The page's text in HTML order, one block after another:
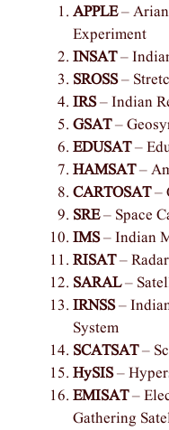
APPLE–
Experiment
INSAT–
SROSS–
IRS– Indian
GSAT–
EDUSAT–
HAMSAT–
CARTOSAT–
SRE– Space
IMS– Indian
RISAT–
SARAL–
IRNSS–
System
SCATSAT–
HySIS–
EMISAT–
Gathering